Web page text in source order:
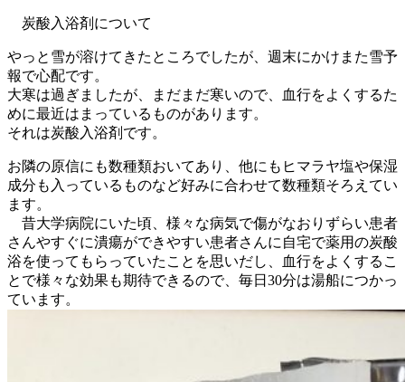
炭酸入浴剤について
やっと雪が溶けてきたところでしたが、週末にかけまた雪予
報で心配です。
大寒は過ぎましたが、まだまだ寒いので、血行をよくするた
めに最近はまっているものがあります。
それは炭酸入浴剤です。
お隣の原信にも数種類おいてあり、他にもヒマラヤ塩や保湿
成分も入っているものなど好みに合わせて数種類そろえてい
ます。
昔大学病院にいた頃、様々な病気で傷がなおりずらい患者
さんやすぐに潰瘍ができやすい患者さんに自宅で薬用の炭酸
浴を使ってもらっていたことを思いだし、血行をよくするこ
とで様々な効果も期待できるので、毎日30分は湯船につかっ
ています。